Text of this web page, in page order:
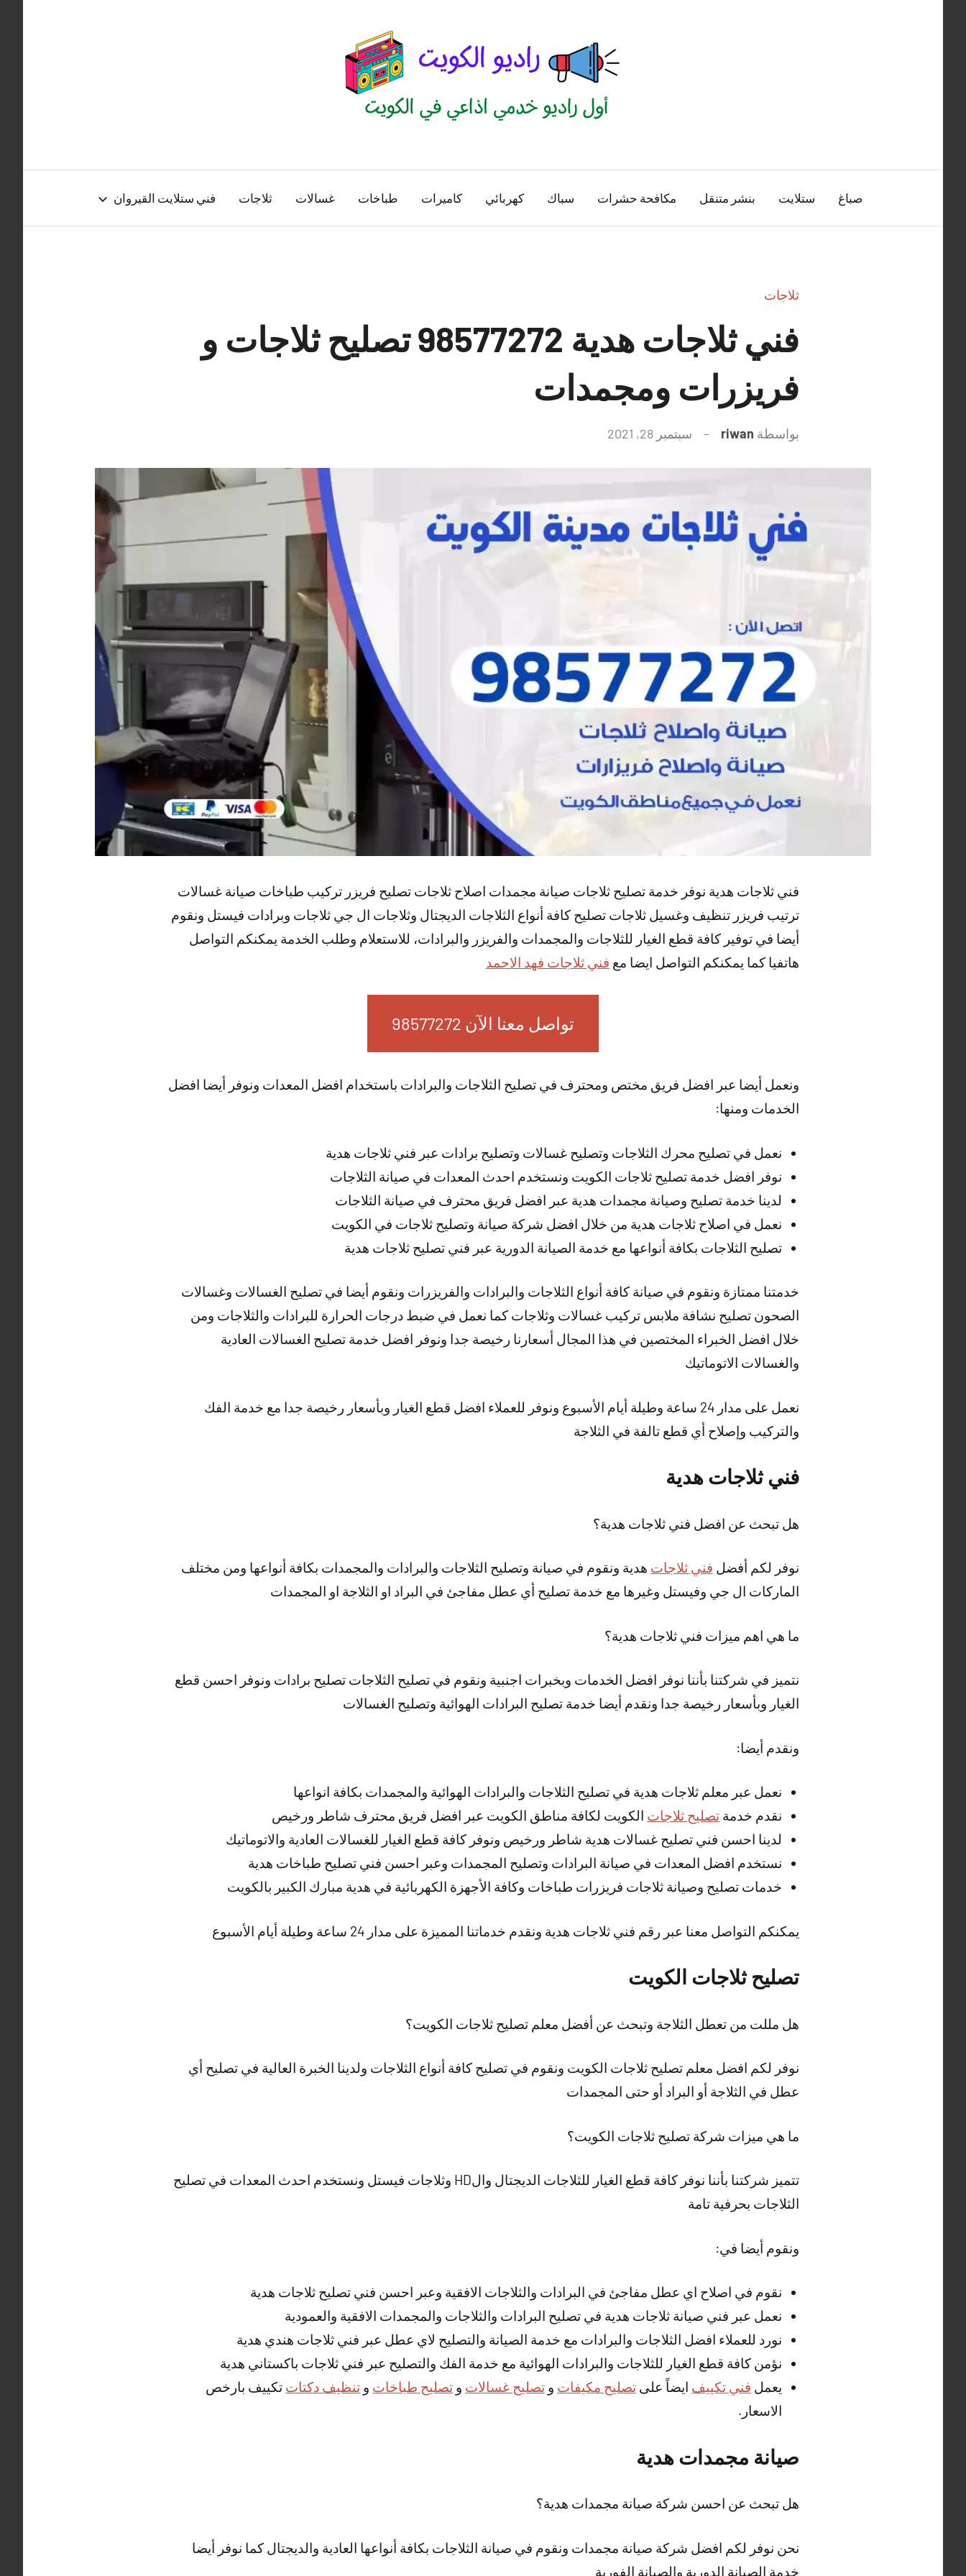
الكويت
منصة
اذاعية
صباغ ستلايت بنشر متنقل مكافحة حشرات سباك كهربائي كاميرات طباخات غسالات ثلاجات فني ستلايت القيروان
ثلاجات
فني ثلاجات هدية 98577272 تصليح ثلاجات و
فريزرات ومجمدات
بواسطة riwan سبتمبر 28, 2021
فني ثلاجات هدية نوفر خدمة تصليح ثلاجات صيانة مجمدات اصلاح ثلاجات تصليح فريزر تركيب طباخات صيانة غسالات
ترتيب فريزر تنظيف وغسيل ثلاجات تصليح كافة أنواع الثلاجات الديجتال وثلاجات ال جي ثلاجات وبرادات فيستل ونقوم
أيضا في توفير كافة قطع الغيار للثلاجات والمجمدات والفريزر والبرادات، للاستعلام وطلب الخدمة يمكنكم التواصل
هاتفيا كما يمكنكم التواصل ايضا مع فني ثلاجات فهد الاحمد
تواصل معنا الآن 98577272
ونعمل أيضا عبر افضل فريق مختص ومحترف في تصليح الثلاجات والبرادات باستخدام افضل المعدات ونوفر أيضا افضل
الخدمات ومنها:
نعمل في تصليح محرك الثلاجات وتصليح غسالات وتصليح برادات عبر فني ثلاجات هدية
نوفر افضل خدمة تصليح ثلاجات الكويت ونستخدم احدث المعدات في صيانة الثلاجات
لدينا خدمة تصليح وصيانة مجمدات هدية عبر افضل فريق محترف في صيانة الثلاجات
نعمل في اصلاح ثلاجات هدية من خلال افضل شركة صيانة وتصليح ثلاجات في الكويت
تصليح الثلاجات بكافة أنواعها مع خدمة الصيانة الدورية عبر فني تصليح ثلاجات هدية
خدمتنا ممتازة ونقوم في صيانة كافة أنواع الثلاجات والبرادات والفريزرات ونقوم أيضا في تصليح الغسالات وغسالات
الصحون تصليح نشافة ملابس تركيب غسالات وثلاجات كما نعمل في ضبط درجات الحرارة للبرادات والثلاجات ومن
خلال افضل الخبراء المختصين في هذا المجال أسعارنا رخيصة جدا ونوفر افضل خدمة تصليح الغسالات العادية
والغسالات الاتوماتيك
نعمل على مدار 24 ساعة وطيلة أيام الأسبوع ونوفر للعملاء افضل قطع الغيار وبأسعار رخيصة جدا مع خدمة الفك
والتركيب وإصلاح أي قطع تالفة في الثلاجة
فني ثلاجات هدية
هل تبحث عن افضل فني ثلاجات هدية؟
نوفر لكم أفضل فني ثلاجات هدية ونقوم في صيانة وتصليح الثلاجات والبرادات والمجمدات بكافة أنواعها ومن مختلف
الماركات ال جي وفيستل وغيرها مع خدمة تصليح أي عطل مفاجئ في البراد او الثلاجة او المجمدات
ما هي اهم ميزات فني ثلاجات هدية؟
نتميز في شركتنا بأننا نوفر افضل الخدمات وبخبرات اجنبية ونقوم في تصليح الثلاجات تصليح برادات ونوفر احسن قطع
الغيار وبأسعار رخيصة جدا ونقدم أيضا خدمة تصليح البرادات الهوائية وتصليح الغسالات
ونقدم أيضا:
نعمل عبر معلم ثلاجات هدية في تصليح الثلاجات والبرادات الهوائية والمجمدات بكافة انواعها
نقدم خدمة تصليح ثلاجات الكويت لكافة مناطق الكويت عبر افضل فريق محترف شاطر ورخيص
لدينا احسن فني تصليح غسالات هدية شاطر ورخيص ونوفر كافة قطع الغيار للغسالات العادية والاتوماتيك
نستخدم افضل المعدات في صيانة البرادات وتصليح المجمدات وعبر احسن فني تصليح طباخات هدية
خدمات تصليح وصيانة ثلاجات فريزرات طباخات وكافة الأجهزة الكهربائية في هدية مبارك الكبير بالكويت
يمكنكم التواصل معنا عبر رقم فني ثلاجات هدية ونقدم خدماتنا المميزة على مدار 24 ساعة وطيلة أيام الأسبوع
تصليح ثلاجات الكويت
هل مللت من تعطل الثلاجة وتبحث عن أفضل معلم تصليح ثلاجات الكويت؟
نوفر لكم افضل معلم تصليح ثلاجات الكويت ونقوم في تصليح كافة أنواع الثلاجات ولدينا الخبرة العالية في تصليح أي
عطل في الثلاجة أو البراد أو حتى المجمدات
ما هي ميزات شركة تصليح ثلاجات الكويت؟
تتميز شركتنا بأننا نوفر كافة قطع الغيار للثلاجات الديجتال والHD وثلاجات فيستل ونستخدم احدث المعدات في تصليح
الثلاجات بحرفية تامة
ونقوم أيضا في:
نقوم في اصلاح اي عطل مفاجئ في البرادات والثلاجات الافقية وعبر احسن فني تصليح ثلاجات هدية
نعمل عبر فني صيانة ثلاجات هدية في تصليح البرادات والثلاجات والمجمدات الافقية والعمودية
نورد للعملاء افضل الثلاجات والبرادات مع خدمة الصيانة والتصليح لاي عطل عبر فني ثلاجات هندي هدية
نؤمن كافة قطع الغيار للثلاجات والبرادات الهوائية مع خدمة الفك والتصليح عبر فني ثلاجات باكستاني هدية
يعمل فني تكييف ايضاً على تصليح مكيفات و تصليح غسالات و تصليح طباخات و تنظيف دكتات تكييف بارخص
الاسعار.
صيانة مجمدات هدية
هل تبحث عن احسن شركة صيانة مجمدات هدية؟
نحن نوفر لكم افضل شركة صيانة مجمدات ونقوم في صيانة الثلاجات بكافة أنواعها العادية والديجتال كما نوفر أيضا
خدمة الصيانة الدورية والصيانة الفورية